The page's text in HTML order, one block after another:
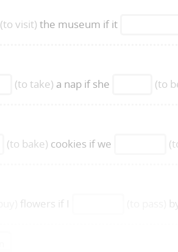
(to visit) the museum if it
(to take) a nap if she (to
(to bake) cookies if we
flowers if I